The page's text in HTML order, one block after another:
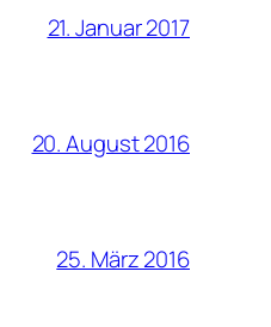
21. Januar 2017
20. August 2016
25. März 2016